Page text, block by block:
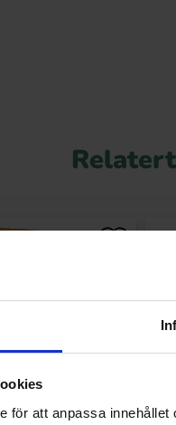
för att anpassa